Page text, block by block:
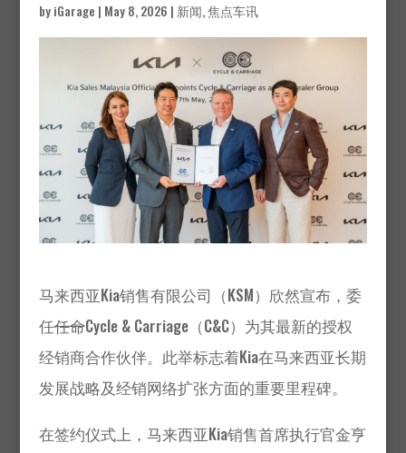
byiGarage | May 8, 2026 | 新闻,焦点车讯
马来西亚Kia销售有限公司（KSM）欣然宣布，委
任任命Cycle & Carriage（C&C）为其最新的授权
经销商合作伙伴。此举标志着Kia在马来西亚长期
发展战略及经销网络扩张方面的重要里程碑。
在签约仪式上，马来西亚Kia销售首席执行官金亨